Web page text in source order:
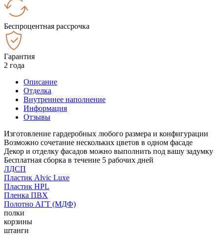
Беспроцентная рассрочка
Гарантия
2 года
Описание
Отделка
Внутреннее наполнение
Информация
Отзывы
Изготовление гардеробных любого размера и конфигурации
Возможно сочетание нескольких цветов в одном фасаде
Декор и отделку фасадов можно выполнить под вашу задумку
Бесплатная сборка в течение 5 рабочих дней
ЛДСП
Пластик Alvic Luxe
Пластик HPL
Пленка ПВХ
Полотно АГТ (МДФ)
полки
корзины
штанги